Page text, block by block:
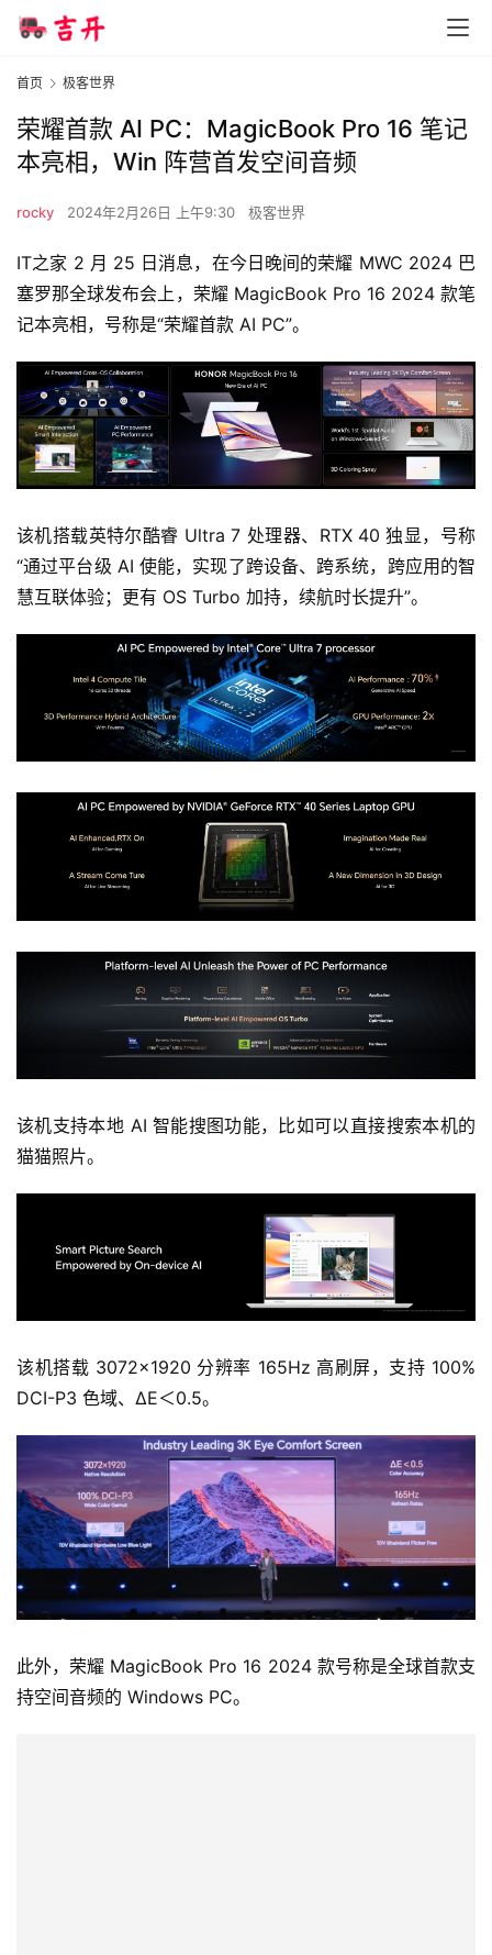
首页 极客世界
荣耀首款 AI PC：MagicBook Pro 16 笔记
本亮相，Win 阵营首发空间音频
rocky 2024年2月26日 上午9:30 极客世界
IT之家 2 月 25 日消息，在今日晚间的荣耀 MWC 2024 巴
塞罗那全球发布会上，荣耀 MagicBook Pro 16 2024 款笔
记本亮相，号称是“荣耀首款 AI PC”。
该机搭载英特尔酷睿 Ultra 7 处理器、RTX 40 独显，号称
“通过平台级 AI 使能，实现了跨设备、跨系统，跨应用的智
慧互联体验；更有 OS Turbo 加持，续航时长提升”。
该机支持本地 AI 智能搜图功能，比如可以直接搜索本机的
猫猫照片。
该机搭载 3072×1920 分辨率 165Hz 高刷屏，支持 100%
DCI-P3 色域、ΔE＜0.5。
此外，荣耀 MagicBook Pro 16 2024 款号称是全球首款支
持空间音频的 Windows PC。